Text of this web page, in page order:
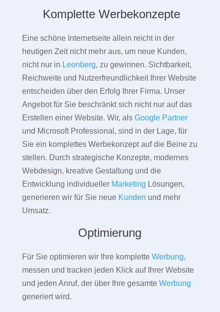
Komplette Werbekonzepte
Eine schöne Internetseite allein reicht in der
heutigen Zeit nicht mehr aus, um neue Kunden,
nicht nur in Leonberg, zu gewinnen. Sichtbarkeit,
Reichweite und Nutzerfreundlichkeit Ihrer Website
entscheiden über den Erfolg Ihrer Firma. Unser
Angebot für Sie beschränkt sich nicht nur auf das
Erstellen einer Website. Wir, als Google Partner
und Microsoft Professional, sind in der Lage, für
Sie ein komplettes Werbekonzept auf die Beine zu
stellen. Durch strategische Konzepte, modernes
Webdesign, kreative Gestaltung und die
Entwicklung individueller Marketing Lösungen,
generieren wir für Sie neue Kunden und mehr
Umsatz.
Optimierung
Für Sie optimieren wir Ihre komplette Werbung,
messen und tracken jeden Klick auf Ihrer Website
und jeden Anruf, der über Ihre gesamte Werbung
generiert wird.